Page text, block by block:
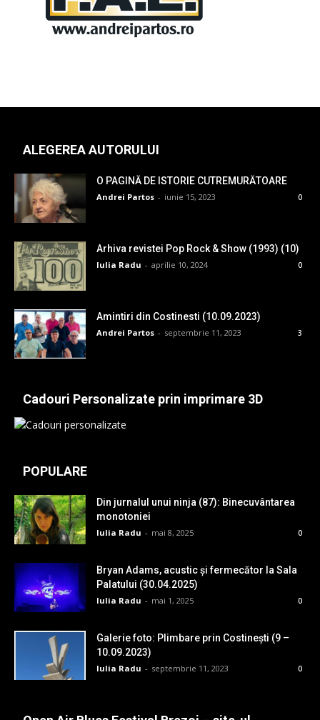
ALEGEREA AUTORULUI
O PAGINĂ DE ISTORIE CUTREMURĂTOARE
Andrei Partos - iunie 15, 2023 0
Arhiva revistei Pop Rock & Show (1993) (10)
Iulia Radu - aprilie 10, 2024 0
Amintiri din Costinesti (10.09.2023)
Andrei Partos - septembrie 11, 2023 3
Cadouri Personalizate prin imprimare 3D
POPULARE
Din jurnalul unui ninja (87): Binecuvântarea
monotoniei
Iulia Radu - mai 8, 2025 0
Bryan Adams, acustic și fermecător la Sala
Palatului (30.04.2025)
Iulia Radu - mai 1, 2025 0
Galerie foto: Plimbare prin Costinești (9 –
10.09.2023)
Iulia Radu - septembrie 11, 2023 0